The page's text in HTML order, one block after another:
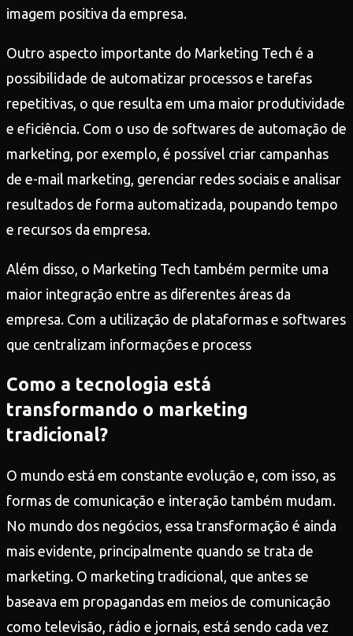
imagem positiva da empresa.
Outro aspecto importante do Marketing Tech é a
possibilidade de automatizar processos e tarefas
repetitivas, o que resulta em uma maior produtividade
e eficiência. Com o uso de softwares de automação de
marketing, por exemplo, é possível criar campanhas
de e-mail marketing, gerenciar redes sociais e analisar
resultados de forma automatizada, poupando tempo
e recursos da empresa.
Além disso, o Marketing Tech também permite uma
maior integração entre as diferentes áreas da
empresa. Com a utilização de plataformas e softwares
que centralizam informações e process
Como a tecnologia está
transformando o marketing
tradicional?
O mundo está em constante evolução e, com isso, as
formas de comunicação e interação também mudam.
No mundo dos negócios, essa transformação é ainda
mais evidente, principalmente quando se trata de
marketing. O marketing tradicional, que antes se
baseava em propagandas em meios de comunicação
como televisão, rádio e jornais, está sendo cada vez